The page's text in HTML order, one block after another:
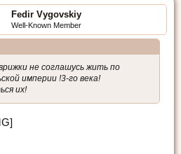
Fedir Vygovskiy
Well-Known Member
не соглашусь жить по
империи !3-го века!
их!